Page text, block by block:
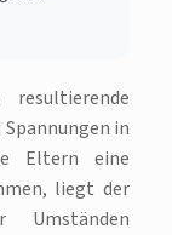
in
Eltern eine
liegt der